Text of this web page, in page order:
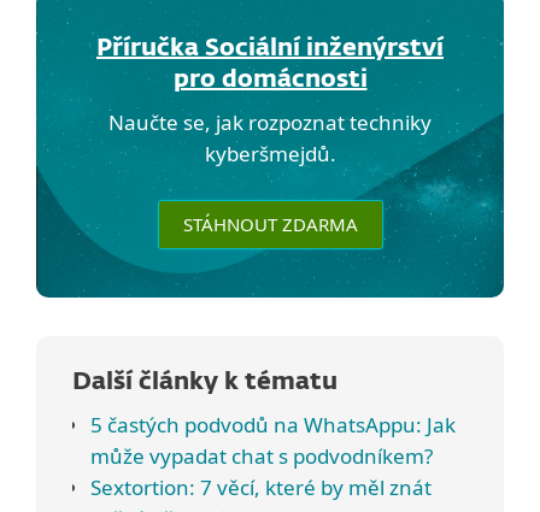
Příručka Sociální inženýrství
pro domácnosti
Naučte se, jak rozpoznat techniky
kyberšmejdů.
STÁHNOUT ZDARMA
Další články k tématu
5 častých podvodů na WhatsAppu: Jak
může vypadat chat s podvodníkem?
Sextortion: 7 věcí, které by měl znát